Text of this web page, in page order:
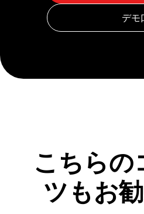
こちらの
ツもお